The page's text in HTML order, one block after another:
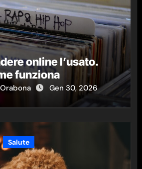
online l’usato.
funziona
Gen 30, 2026
Salute